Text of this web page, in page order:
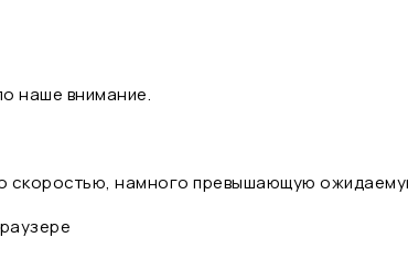
наше внимание.
скоростью, намного превышающую